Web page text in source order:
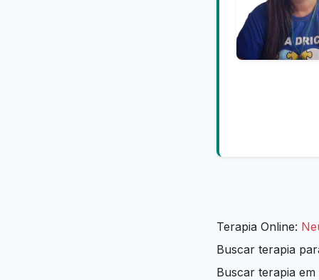
Terapia Online:
Buscar terapia
Buscar terapia